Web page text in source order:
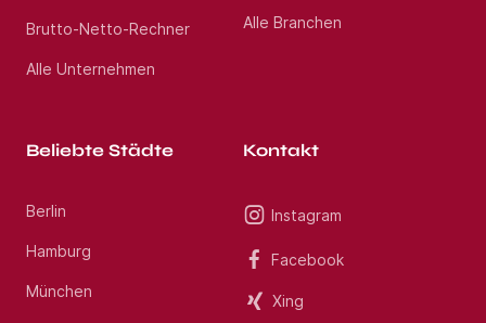
Brutto-Netto-Rechner
Alle Unternehmen
Alle Branchen
Beliebte Städte
Berlin
Hamburg
München
Kontakt
Instagram
Facebook
Xing